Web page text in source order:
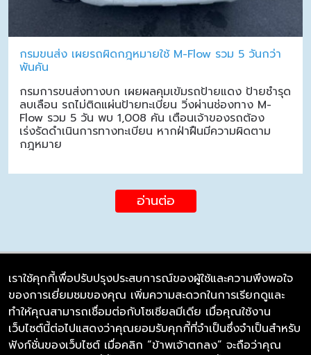
กรมขนส่ง เผยรถผิดกฎหมายใช้ M-Flow รวม 5 วันกว่า
พันคัน
กรมการขนส่งทางบก เผยผลคุมเข้มรถป้ายแดง ป้ายชำรุด
ลบเลือน รถไม่ติดแผ่นป้ายทะเบียน วิ่งผ่านช่องทาง M-
Flow รวม 5 วัน พบ 1,008 คัน เตือนเจ้าของรถต้อง
เร่งรัดดำเนินการทางทะเบียน หากฝ่าฝืนมีความผิดตาม
กฎหมาย
อ่านต่อ
บริษัท ซิมลิงค์ จำกัด
98/226 Bangrakyai-Baanmai Road,
Bangyai, Nonthaburi 11140
เราใช้คุกกี้เพื่อปรับปรุงประสบการณ์ของผู้ใช้และความพึงพอใจ
ของการเยี่ยมชมของคุณ เพิ่มความสะดวกในการเรียกดูและ
ทำให้คุณสามารถเชื่อมต่อกับโซเชียลมีเดีย เมื่อคุณใช้งาน
เว็บไซต์นี้ต่อไปแสดงว่าคุณยอมรับคุกกี้ที่จำเป็นซึ่งจำเป็นสำหรับ
ฟังก์ชั่นของเว็บไซต์ เมื่อคลิก “ข้าพเจ้าตกลง” จะถือว่าคุณ